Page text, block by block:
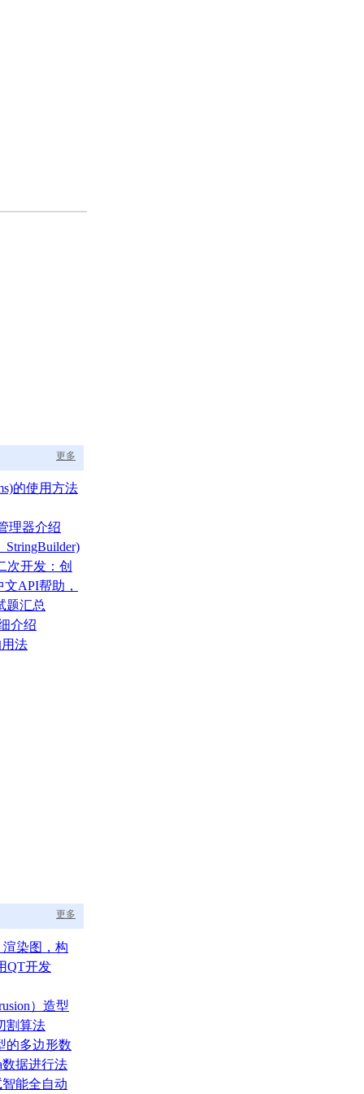
更多
的使用方法
理器介绍
StringBuilder)
次开发：创
API帮助，
福音
题汇总
介绍
法
更多
渲染图，构
调度中枢
QT开发
）造型
割算法
的多边形数
据进行法
能全自动